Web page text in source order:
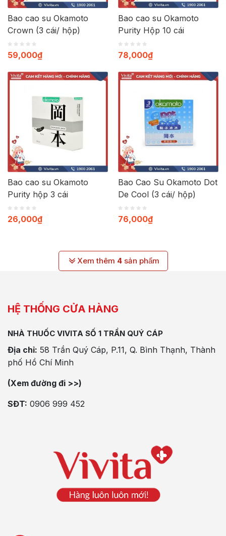
Bao cao su Okamoto
Crown (3 cái/ hộp)
59,000₫
Bao cao su Okamoto
Purity Hộp 10 cái
78,000₫
Bao cao su Okamoto
Purity hộp 3 cái
26,000₫
Bao Cao Su Okamoto Dot
De Cool (3 cái/ hộp)
76,000₫
Xem thêm 4sản phẩm
HỆ THỐNG CỬA HÀNG
NHÀ THUỐC VIVITA SỐ 1 TRẦN QUÝ CÁP
Địa chỉ: 58 Trần Quý Cáp, P.11, Q. Bình Thạnh, Thành
phố Hồ Chí Minh
(Xem đường đi >>)
SĐT: 0906 999 452